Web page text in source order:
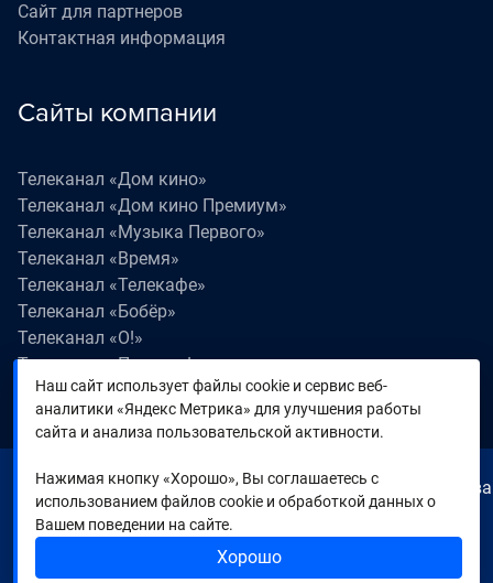
Сайт для партнеров
Контактная информация
Сайты компании
Телеканал «Дом кино»
Телеканал «Дом кино Премиум»
Телеканал «Музыка Первого»
Телеканал «Время»
Телеканал «Телекафе»
Телеканал «Бобёр»
Телеканал «О!»
Телеканал «Поехали!»
Телеканал «Победа»
Телеканал «Лапки LIVE»
© 2000—2026. Редакция телеканала «Время». Все права
на любые материалы, опубликованные на сайте,
защищены. Любое использование материалов
возможно только с согласия Редакции телеканала.
Наш сайт использует файлы cookie и сервис веб-
аналитики «Яндекс Метрика» для улучшения работы
сайта и анализа пользовательской активности.
Нажимая кнопку «Хорошо», Вы соглашаетесь с
использованием файлов cookie и обработкой данных о
Вашем поведении на сайте.
Хорошо